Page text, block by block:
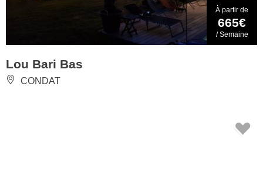
À partir de
665€
/ Semaine
Lou Bari Bas
CONDAT